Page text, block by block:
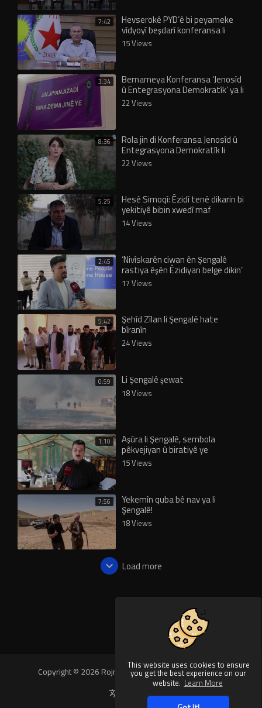
This website uses cookies to ensure
you get the best experience on our
website. Learn More
7:42 Hevserokê PYD’ê bi peyameke
vîdyoyî beşdarî konferansa li
Şengalê bû
15 Views
3:34 Bernameya Konferansa ‘Jenosîd
û Entegrasyona Demokratîk’ ya li
Şengalê eşkere bû
22 Views
8:36 Rola jin di Konferansa Jenosîd û
Entegrasyona Demokratîk li
Şengalê de
22 Views
5:25 Hesê Simoqî: Êzidî tenê dikarin bi
yekitiyê bibin xwedî maf
14 Views
2:45 ‘Nivîskarên ciwan ên Şengalê
rastiya êşên Êzidiyan belge dikin’
17 Views
5:42 Şehîd Zîlan li Şengalê hate
bîranîn
24 Views
0:59 Li Şengalê şewat
18 Views
1:10 Aşûra li Şengalê, sembola
pêkvejiyan û biratiyê ye
15 Views
7:56 Yekemîn quba bê nav ya li
Şengalê!
18 Views
Load more
Copyright © 2026 Rojnews Video. All rights reserved.
Language